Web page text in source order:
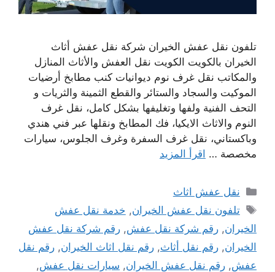
تلفون نقل عفش الخيران شركة نقل عفش أثاث
الخيران بالكويت الكويت نقل العفش والأثاث المنازل
والمكاتب نقل غرف نوم ديوانيات كنب مطابخ أرضيات
الموكيت والسجاد والستائر والقطع الثمينة والثريات و
التحف الفنية ولفها وتغليفها بشكل كامل، نقل غرف
النوم والاثاث الايكيا، فك المطابخ ونقلها عبر فني هندي
وباكستاني، نقل غرف السفرة وغرف الجلوس، سيارات
مخصصة … اقرأ المزيد
التصنيفات
نقل عفش اثاث
الوسوم
تلفون نقل عفش الخيران, خدمة نقل عفش
الخيران, رقم شركة نقل عفش, رقم شركة نقل عفش
الخيران, رقم نقل أثاث, رقم نقل اثاث الخيران, رقم نقل
عفش, رقم نقل عفش الخيران, سيارات نقل عفش,